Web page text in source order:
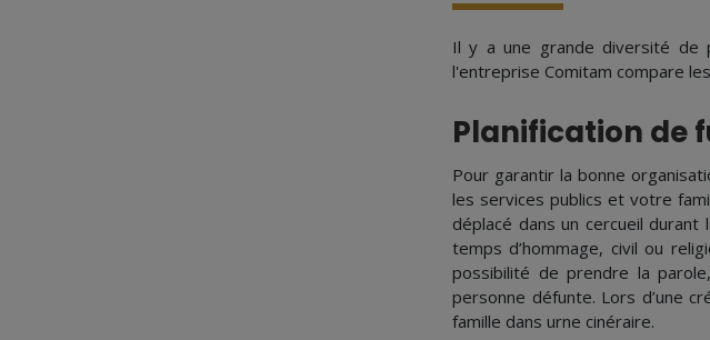
Il y a une grande diversité de
l'entreprise Comitam compare
Planification de
Pour garantir la bonne
les services publics et votre
déplacé dans un cercueil durant
temps d’hommage, civil ou
possibilité de prendre la
personne défunte. Lors d’une
famille dans urne cinéraire.